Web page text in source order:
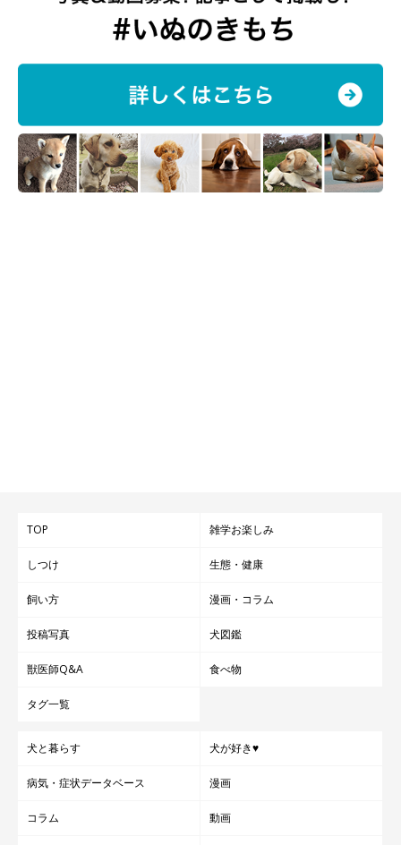
TOP 雑学お楽しみ
しつけ 生態・健康
飼い方 漫画・コラム
投稿写真 犬図鑑
獣医師Q&A 食べ物
タグ一覧
犬と暮らす 犬が好き♥
病気・症状データベース 漫画
コラム 動画